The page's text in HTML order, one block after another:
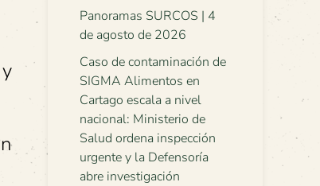
Panoramas SURCOS | 4
de agosto de 2026
Caso de contaminación de
SIGMA Alimentos en
Cartago escala a nivel
nacional: Ministerio de
Salud ordena inspección
urgente y la Defensoría
abre investigación